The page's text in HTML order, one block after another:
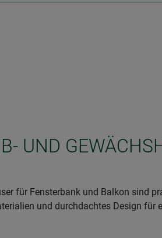
UND
für Fensterbank und Balkon sind
und durchdachtes Design